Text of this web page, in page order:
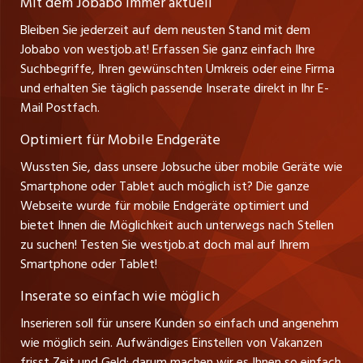
Führungspositionen
Management / Kader-Jobs
jobbern.ch
jobbasel.ch
zentraljob.ch
myjob.ch
schaffu.ch (VS)
ajourjob.ch
russmedia.com
vol.at
Stefan Spötl
Tel. +43 664 39 47 47 7
Leiter westjob.at
Andrea Graf
Tel. +43 664 20 30 02 1
Verkauf und Beratung
Bleiben Sie jederzeit auf dem neusten Stand mit dem
Jobabo von westjob.at! Erfassen Sie ganz einfach Ihre
Suchbegriffe, Ihren gewünschten Umkreis oder eine Firma
und erhalten Sie täglich passende Inserate direkt in Ihr E-
Mail Postfach.
Optimiert für Mobile Endgeräte
Wussten Sie, dass unsere Jobsuche über mobile Geräte wie
Smartphone oder Tablet auch möglich ist? Die ganze
Webseite wurde für mobile Endgeräte optimiert und
bietet Ihnen die Möglichkeit auch unterwegs nach Stellen
zu suchen! Testen Sie westjob.at doch mal auf Ihrem
Smartphone oder Tablet!
Inserate so einfach wie möglich
Inserieren soll für unsere Kunden so einfach und angenehm
wie möglich sein. Aufwändiges Einstellen von Vakanzen